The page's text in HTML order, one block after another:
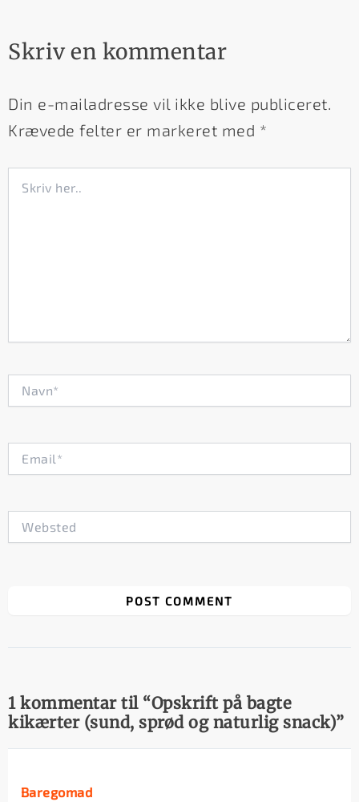
Skriv en kommentar
Din e-mailadresse vil ikke blive publiceret.
Krævede felter er markeret med *
her..
1 kommentar til “Opskrift på bagte
kikærter (sund, sprød og naturlig snack)”
Baregomad